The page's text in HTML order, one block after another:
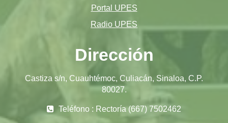
Portal UPES
Radio UPES
Dirección
Castiza s/n, Cuauhtémoc, Culiacán, Sinaloa, C.P.
80027.
Teléfono : Rectoría (667) 7502462